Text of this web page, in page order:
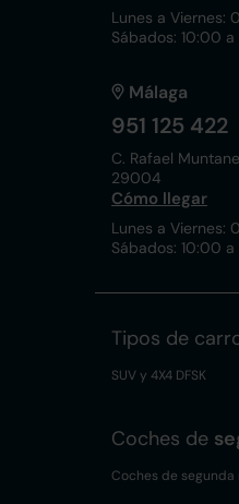
Lunes a Viernes:
Sábados: 10:00 a
Málaga
951 125 422
C. Rafael
29004
Cómo llegar
Lunes a Viernes:
Sábados: 10:00 a
Tipos de
SUV y 4X4 DFSK
Coches de
Coches de segunda